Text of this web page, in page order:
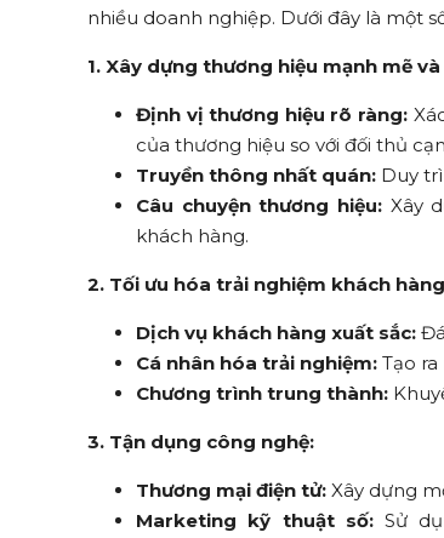
nhiều doanh nghiệp. Dưới đây là một
1. Xây dựng thương hiệu mạnh mẽ
Định vị thương hiệu rõ ràng:
của thương hiệu so với đối thủ
Truyền thông nhất quán: Duy
Câu chuyện thương hiệu:Xây
khách hàng.
2. Tối ưu hóa trải nghiệm khách
Dịch vụ khách hàng xuất sắc:
Cá nhân hóa trải nghiệm: Tạo
Chương trình trung thành:
3. Tận dụng công nghệ:
Thương mại điện tử: Xây dựng
Marketing kỹ thuật số:Sử